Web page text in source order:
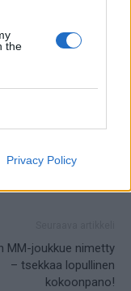
the
Privacy Policy
MM-joukkue nimetty
– tsekkaa lopullinen
kokoonpano!